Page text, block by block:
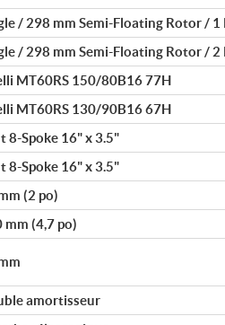
/ 298 mm Semi-Floating Rotor / 1
/ 298 mm Semi-Floating Rotor / 2
MT60RS 150/80B16 77H
MT60RS 130/90B16 67H
8-Spoke 16" x 3.5"
8-Spoke 16" x 3.5"
(2 po)
mm (4,7 po)
amortisseur